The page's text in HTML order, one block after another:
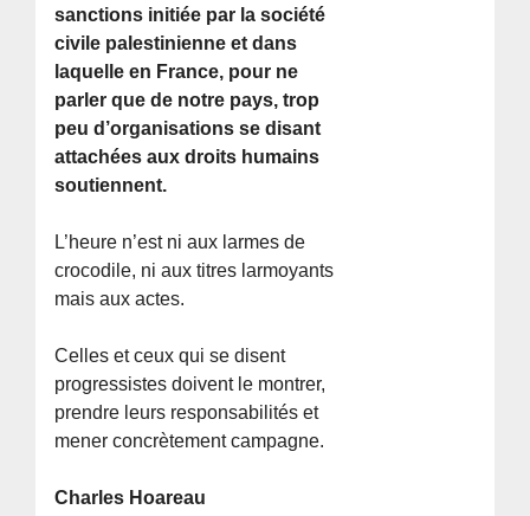
sanctions initiée par la société
civile palestinienne et dans
laquelle en France, pour ne
parler que de notre pays, trop
peu d’organisations se disant
attachées aux droits humains
soutiennent.
L’heure n’est ni aux larmes de
crocodile, ni aux titres larmoyants
mais aux actes.
Celles et ceux qui se disent
progressistes doivent le montrer,
prendre leurs responsabilités et
mener concrètement campagne.
Charles Hoareau